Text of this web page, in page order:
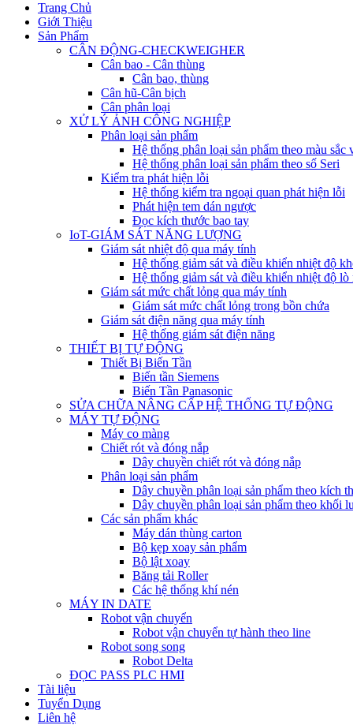
Trang Chủ
Giới Thiệu
Sản Phẩm
CÂN ĐỘNG-CHECKWEIGHER
Cân bao - Cân thùng
Cân bao, thùng
Cân hũ-Cân bịch
Cân phân loại
XỬ LÝ ẢNH CÔNG NGHIỆP
Phân loại sản phẩm
Hệ thống phân loại sản phẩm theo màu sắc
Hệ thống phân loại sản phẩm theo số Seri
Kiểm tra phát hiện lỗi
Hệ thống kiểm tra ngoại quan phát hiện lỗi
Phát hiện tem dán ngược
Đọc kích thước bao tay
IoT-GIÁM SÁT NĂNG LƯỢNG
Giám sát nhiệt độ qua máy tính
Hệ thống giảm sát và điều khiển nhiệt độ
Hệ thống giảm sát và điều khiển nhiệt độ lò
Giám sát mức chất lỏng qua máy tính
Giám sát mức chất lỏng trong bồn chứa
Giám sát điện năng qua máy tính
Hệ thống giám sát điện năng
THIẾT BỊ TỰ ĐỘNG
Thiết Bị Biến Tần
Biến tần Siemens
Biến Tần Panasonic
SỬA CHỮA NÂNG CẤP HỆ THỐNG TỰ ĐỘNG
MÁY TỰ ĐỘNG
Máy co màng
Chiết rót và đóng nắp
Dây chuyền chiết rót và đóng nắp
Phân loại sản phẩm
Dây chuyền phân loại sản phẩm theo kích
Dây chuyền phân loại sản phẩm theo khối
Các sản phẩm khác
Máy dán thùng carton
Bộ kẹp xoay sản phẩm
Bộ lật xoay
Băng tải Roller
Các hệ thống khí nén
MÁY IN DATE
Robot vận chuyển
Robot vận chuyển tự hành theo line
Robot song song
Robot Delta
ĐỌC PASS PLC HMI
Tài liệu
Tuyển Dụng
Liên hệ